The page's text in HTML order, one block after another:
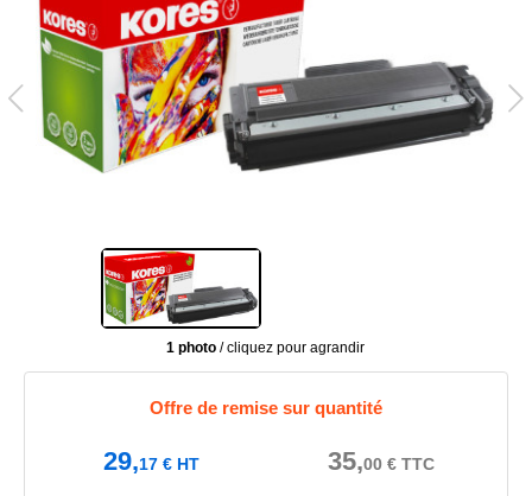
1 photo / cliquez pour agrandir
Offre de remise sur quantité
29,17€HT 35,00€TTC